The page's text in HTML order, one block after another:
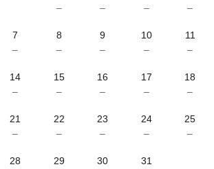
–
–
–
–
7
–
8
–
9
–
10
–
11
–
14
–
15
–
16
–
17
–
18
–
21
–
22
–
23
–
24
–
25
–
28 29 30 31